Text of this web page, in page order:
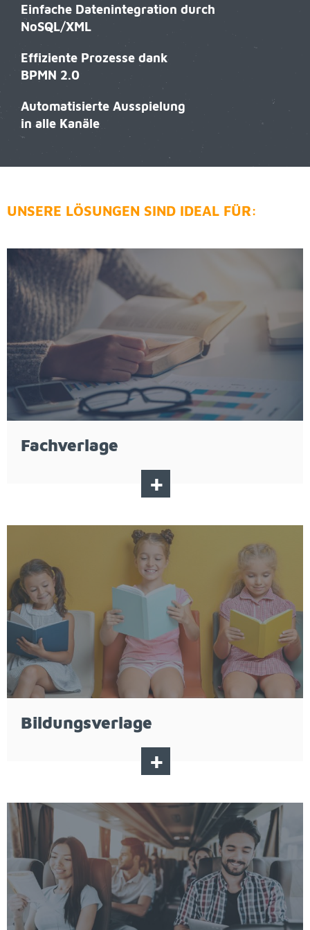
Ein­fa­che Da­ten­in­te­gra­ti­on durch
NoS­QL/XML
Ef­fi­zi­en­te Pro­zes­se dank
BPMN 2.0
Au­to­ma­ti­sier­te Aus­spie­lung
in alle Ka­nä­le
UN­SE­RE LÖ­SUN­GEN SIND IDE­AL FÜR:
Fach­ver­la­ge
Bil­dungs­ver­la­ge